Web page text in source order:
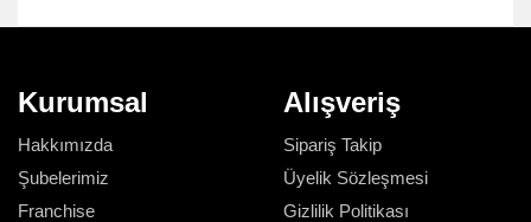
Kurumsal
Hakkımızda
Şubelerimiz
Franchise
Alışveriş
Sipariş Takip
Üyelik Sözleşmesi
Gizlilik Politikası